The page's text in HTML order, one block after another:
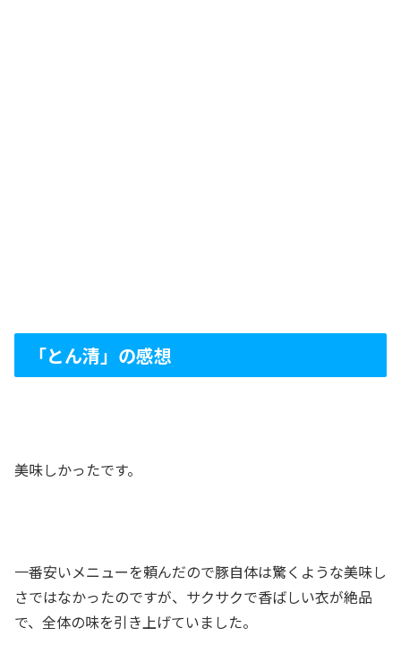
「とん清」の感想
美味しかったです。
一番安いメニューを頼んだので豚自体は驚くような美味し
さではなかったのですが、サクサクで香ばしい衣が絶品
で、全体の味を引き上げていました。